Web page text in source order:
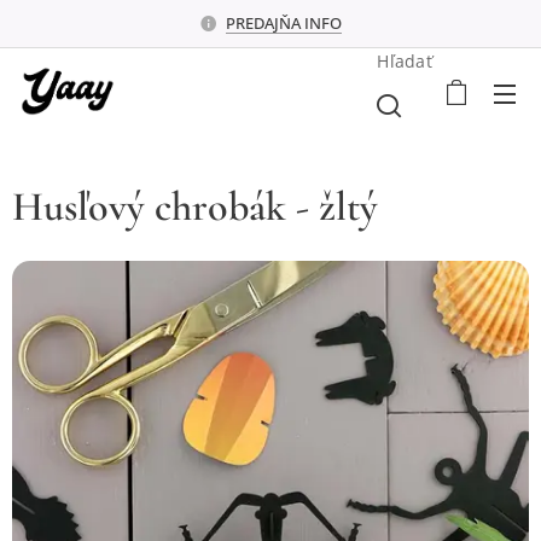
PREDAJŇA INFO
Hľadať
Husľový chrobák - žltý